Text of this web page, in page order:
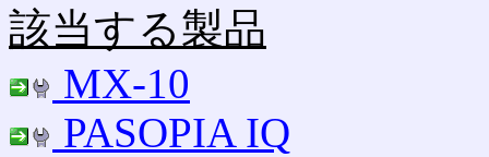
該当する製品
MX-10
PASOPIA IQ